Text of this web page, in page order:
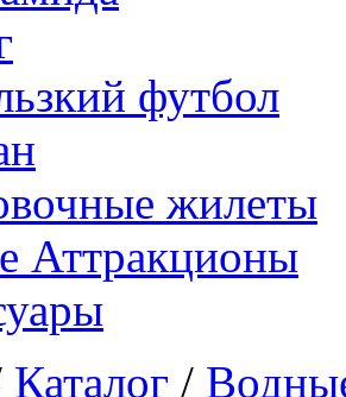
футбол
жилеты
Аттракционы
Каталог /